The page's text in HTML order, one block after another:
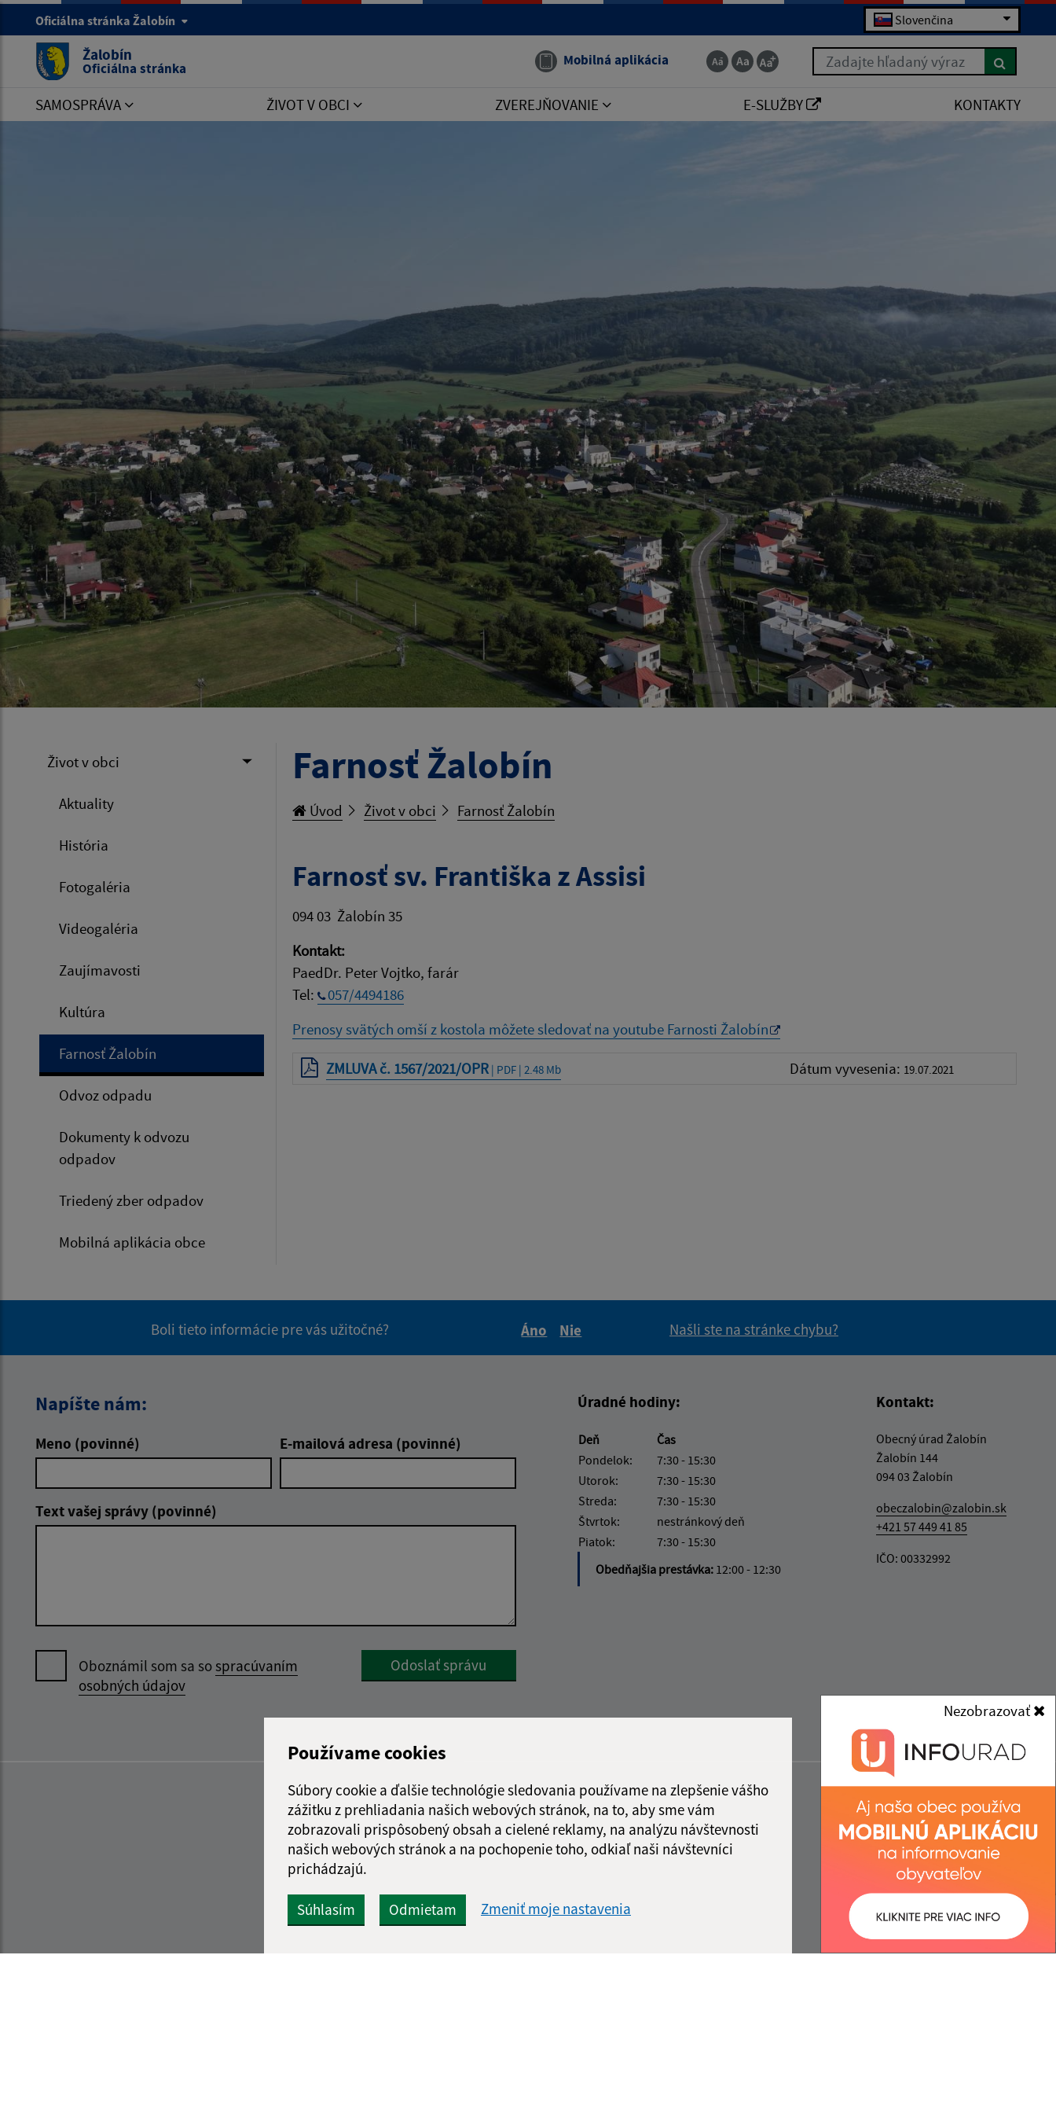
Používame cookies
Súbory cookie a ďalšie technológie sledovania používame na zlepšenie vášho
zážitku z prehliadania našich webových stránok, na to, aby sme vám
zobrazovali prispôsobený obsah a cielené reklamy, na analýzu návštevnosti
našich webových stránok a na pochopenie toho, odkiaľ naši návštevníci
prichádzajú.
Súhlasím Odmietam Zmeniť moje nastavenia
Nezobrazovať
Oficiálna stránka Žalobín Slovenčina
Žalobín
Oficiálna stránka Mobilná aplikácia Zadajte hľadaný výraz
SAMOSPRÁVA ŽIVOT V OBCI ZVEREJŇOVANIE E-SLUŽBY KONTAKTY
Život v obci
Aktuality
História
Fotogaléria
Videogaléria
Zaujímavosti
Kultúra
Farnosť Žalobín
Odvoz odpadu
Dokumenty k odvozu
odpadov
Triedený zber odpadov
Mobilná aplikácia obce
Farnosť Žalobín
Úvod Život v obci Farnosť Žalobín
Farnosť sv. Františka z Assisi
094 03 Žalobín 35
Kontakt:
PaedDr. Peter Vojtko, farár
Tel:
057/4494186
Prenosy svätých omší z kostola môžete sledovať na youtube Farnosti Žalobín
ZMLUVA č. 1567/2021/OPR| PDF | 2.48 Mb Dátum vyvesenia: 19.07.2021
Boli tieto informácie pre vás užitočné?
Áno
Nie
Našli ste na stránke chybu?
Napíšte nám:
Meno (povinné) E-mailová adresa (povinné)
Text vašej správy (povinné)
Oboznámil som sa sospracúvaním
osobných údajov
Google reCaptcha Response
Odoslať správu
Úradné hodiny:
Deň
Čas
Pondelok:
7:30 - 15:30
Utorok:
7:30 - 15:30
Streda:
7:30 - 15:30
Štvrtok:
nestránkový deň
Piatok:
7:30 - 15:30
Obedňajšia prestávka: 12:00 - 12:30
Kontakt:
Obecný úrad Žalobín
Žalobín 144
094 03 Žalobín
obeczalobin@zalobin.sk
+421 57 449 41 85
IČO: 00332992